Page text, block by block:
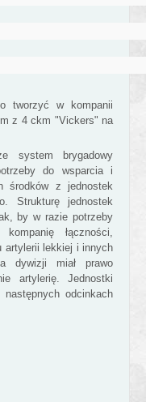
tworzyć w kompanii
z 4 ckm "Vickers" na
system brygadowy
do wsparcia i
środków z jednostek
Strukturę jednostek
by w razie potrzeby
łączności,
artylerii lekkiej i innych
dywizji miał prawo
artylerię. Jednostki
następnych odcinkach